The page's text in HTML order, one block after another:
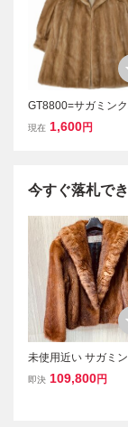
GT8800=サガミンク
AMINK*銀サガ*パス
*ブラウン系
現在 1,600円
今すぐ落札で
未使用近い サガミ
AGAMINK 銀サガ
即決 109,800円